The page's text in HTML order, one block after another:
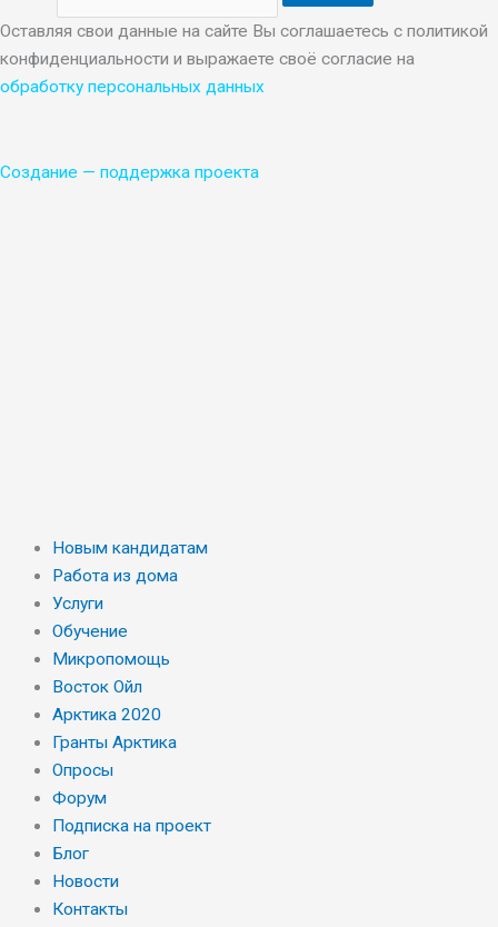
Оставляя свои данные на сайте Вы соглашаетесь с политикой
конфиденциальности и выражаете своё согласие на
обработку персональных данных
Создание — поддержка проекта
Новым кандидатам
Работа из дома
Услуги
Обучение
Микропомощь
Восток Ойл
Арктика 2020
Гранты Арктика
Опросы
Форум
Подписка на проект
Блог
Новости
Контакты